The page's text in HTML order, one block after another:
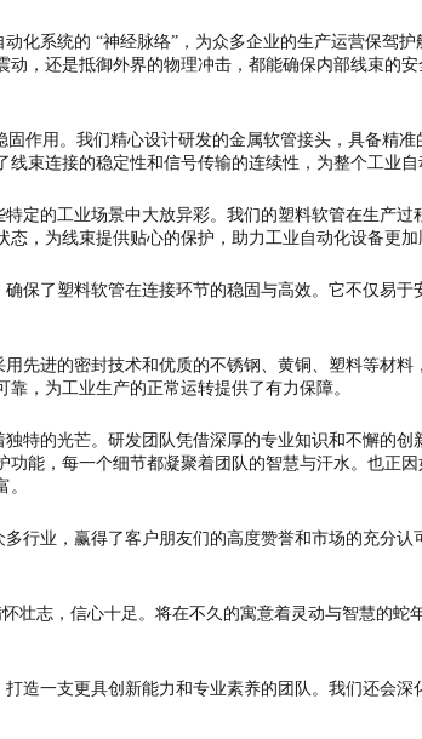
系统的 “神经脉络”，为众多企业的生产运营保驾
，还是抵御外界的物理冲击，都能确保内部线束的
用。我们精心设计研发的金属软管接头，具备精
束连接的稳定性和信号传输的连续性，为整个工业
的工业场景中大放异彩。我们的塑料软管在生产
，为线束提供贴心的保护，助力工业自动化设备更加
了塑料软管在连接环节的稳固与高效。它不仅易
进的密封技术和优质的不锈钢、黄铜、塑料等材
，为工业生产的正常运转提供了有力保障。
的光芒。研发团队凭借深厚的专业知识和不懈的
能，每一个细节都凝聚着团队的智慧与汗水。也正
业，赢得了客户朋友们的高度赞誉和市场的充分
壮志，信心十足。将在不久的寓意着灵动与智慧的
一支更具创新能力和专业素养的团队。我们还会